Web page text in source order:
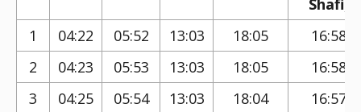
Shafi)
1
04:22 05:52 13:03 18:05
16:58
2
04:23 05:53 13:03 18:05
16:58
3
04:25 05:54 13:03 18:04
16:57